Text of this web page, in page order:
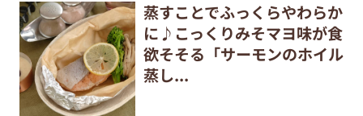
蒸すことでふっくらやわらか
に♪こっくりみそマヨ味が食
欲そそる「サーモンのホイル
蒸し...